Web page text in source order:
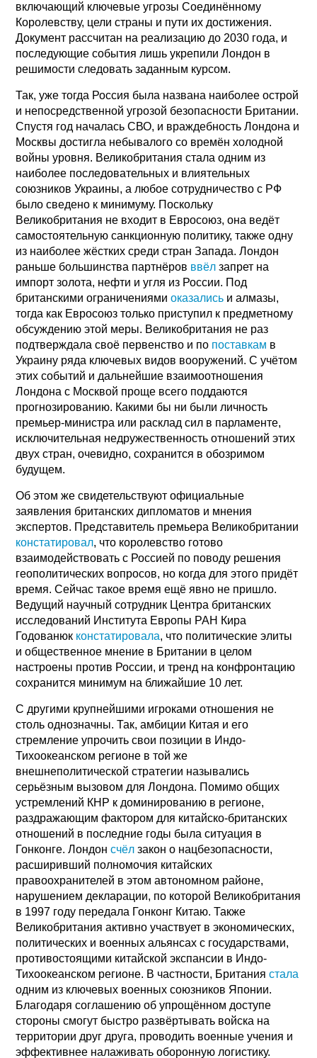
включающий ключевые угрозы Соединённому
Королевству, цели страны и пути их достижения.
Документ рассчитан на реализацию до 2030 года, и
последующие события лишь укрепили Лондон в
решимости следовать заданным курсом.
Так, уже тогда Россия была названа наиболее острой
и непосредственной угрозой безопасности Британии.
Спустя год началась СВО, и враждебность Лондона и
Москвы достигла небывалого со времён холодной
войны уровня. Великобритания стала одним из
наиболее последовательных и влиятельных
союзников Украины, а любое сотрудничество с РФ
было сведено к минимуму. Поскольку
Великобритания не входит в Евросоюз, она ведёт
самостоятельную санкционную политику, также одну
из наиболее жёстких среди стран Запада. Лондон
раньше большинства партнёров ввёл запрет на
импорт золота, нефти и угля из России. Под
британскими ограничениямиоказались и алмазы,
тогда как Евросоюз только приступил к предметному
обсуждению этой меры. Великобритания не раз
подтверждала своё первенство и по поставкам в
Украину ряда ключевых видов вооружений. С учётом
этих событий и дальнейшие взаимоотношения
Лондона с Москвой проще всего поддаются
прогнозированию. Какими бы ни были личность
премьер-министра или расклад сил в парламенте,
исключительная недружественность отношений этих
двух стран, очевидно, сохранится в обозримом
будущем.
Об этом же свидетельствуют официальные
заявления британских дипломатов и мнения
экспертов. Представитель премьера Великобритании
констатировал, что королевство готово
взаимодействовать с Россией по поводу решения
геополитических вопросов, но когда для этого придёт
время. Сейчас такое время ещё явно не пришло.
Ведущий научный сотрудник Центра британских
исследований Института Европы РАН Кира
Годованюк констатировала, что политические элиты
и общественное мнение в Британии в целом
настроены против России, и тренд на конфронтацию
сохранится минимум на ближайшие 10 лет.
С другими крупнейшими игроками отношения не
столь однозначны. Так, амбиции Китая и его
стремление упрочить свои позиции в Индо-
Тихоокеанском регионе в той же
внешнеполитической стратегии назывались
серьёзным вызовом для Лондона. Помимо общих
устремлений КНР к доминированию в регионе,
раздражающим фактором для китайско-британских
отношений в последние годы была ситуация в
Гонконге. Лондонсчёл закон о нацбезопасности,
расширивший полномочия китайских
правоохранителей в этом автономном районе,
нарушением декларации, по которой Великобритания
в 1997 году передала Гонконг Китаю. Также
Великобритания активно участвует в экономических,
политических и военных альянсах с государствами,
противостоящими китайской экспансии в Индо-
Тихоокеанском регионе. В частности, Британиястала
одним из ключевых военных союзников Японии.
Благодаря соглашению об упрощённом доступе
стороны смогут быстро развёртывать войска на
территории друг друга, проводить военные учения и
эффективнее налаживать оборонную логистику.